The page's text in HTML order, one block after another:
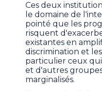
Ces deux
le domaine de
pointé que les
risquent
existantes en
discrimination et
particulier ceux
et d'autres
marginalisés.